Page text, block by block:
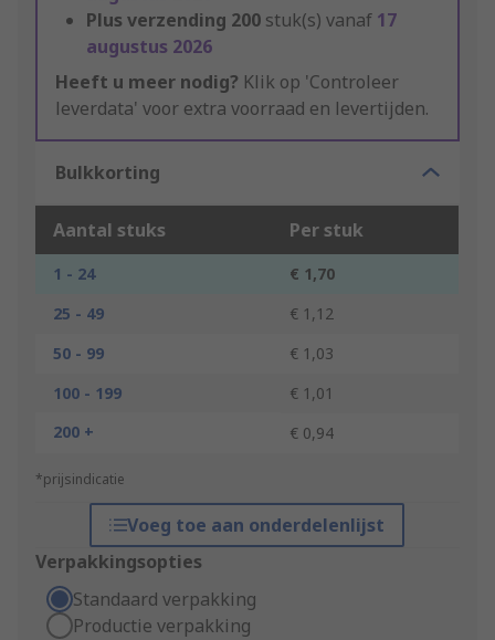
Plus verzending 200 stuk(s) vanaf 17
augustus 2026
Heeft u meer nodig? Klik op 'Controleer
leverdata' voor extra voorraad en levertijden.
Bulkkorting
Aantal stuks Per stuk
1 - 24
€ 1,70
25 - 49
€ 1,12
50 - 99
€ 1,03
100 - 199
€ 1,01
200 +
€ 0,94
*prijsindicatie
Voeg toe aan onderdelenlijst
Verpakkingsopties
Standaard verpakking
Productie verpakking